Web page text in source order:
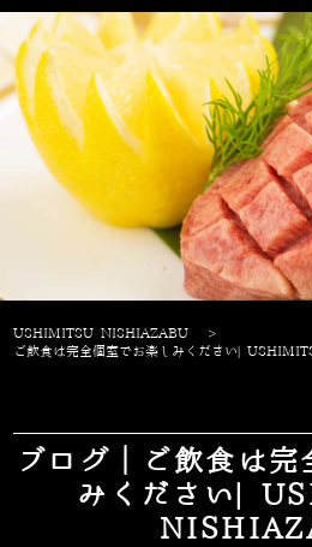
USHIMITSU NISHIAZABU
>
ご飲食は完全個室でお楽しみください|
ブログ｜ご飲食は完
みください|